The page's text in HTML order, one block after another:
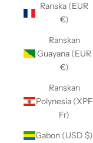
Ranska (EUR
€)
Ranskan
Guayana (EUR
€)
Ranskan
Polynesia (XPF
Fr)
Gabon (USD $)